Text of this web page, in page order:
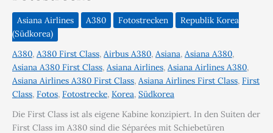
Asiana Airlines A380 Fotostrecken
Republik Korea
(Südkorea)
A380, A380 First Class, Airbus A380, Asiana, Asiana A380,
Asiana A380 First Class, Asiana Airlines, Asiana Airlines A380,
Asiana Airlines A380 First Class, Asiana Airlines First Class, First
Class, Fotos, Fotostrecke, Korea, Südkorea
Die First Class ist als eigene Kabine konzipiert. In den Suiten der
First Class im A380 sind die Séparées mit Schiebetüren